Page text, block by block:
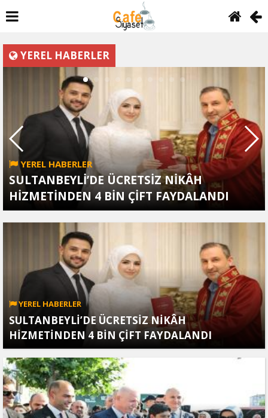
YEREL HABERLER
YEREL HABERLER
SULTANBEYLİ’DE ÜCRETSİZ NİKÂH
HİZMETİNDEN 4 BİN ÇİFT FAYDALANDI
YEREL HABERLER
SULTANBEYLİ’DE ÜCRETSİZ NİKÂH
HİZMETİNDEN 4 BİN ÇİFT FAYDALANDI